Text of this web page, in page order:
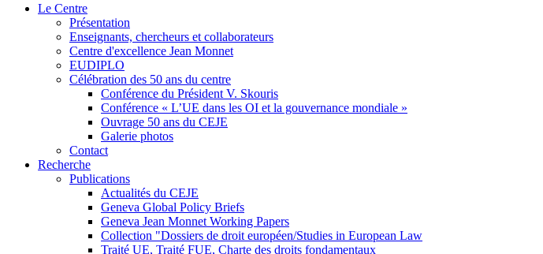
Le Centre
Présentation
Enseignants, chercheurs et collaborateurs
Centre d'excellence Jean Monnet
EUDIPLO
Célébration des 50 ans du centre
Conférence du Président V. Skouris
Conférence « L’UE dans les OI et la gouvernance mondiale »
Ouvrage 50 ans du CEJE
Galerie photos
Contact
Recherche
Publications
Actualités du CEJE
Geneva Global Policy Briefs
Geneva Jean Monnet Working Papers
Collection "Dossiers de droit européen/Studies in European Law
Traité UE, Traité FUE, Charte des droits fondamentaux